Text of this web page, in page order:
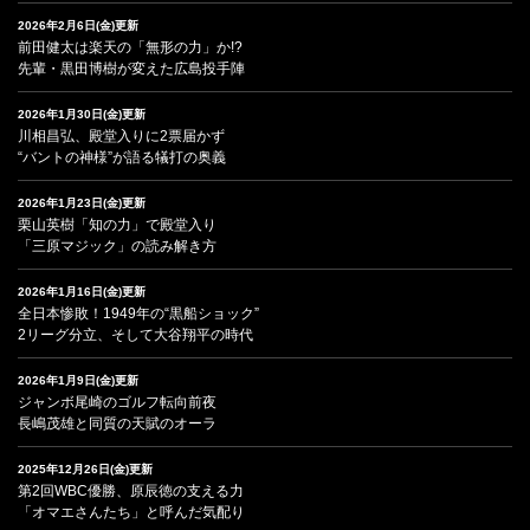
2026年2月6日(金)更新
前田健太は楽天の「無形の力」か!?
先輩・黒田博樹が変えた広島投手陣
2026年1月30日(金)更新
川相昌弘、殿堂入りに2票届かず
“バントの神様”が語る犠打の奥義
2026年1月23日(金)更新
栗山英樹「知の力」で殿堂入り
「三原マジック」の読み解き方
2026年1月16日(金)更新
全日本惨敗！1949年の“黒船ショック”
2リーグ分立、そして大谷翔平の時代
2026年1月9日(金)更新
ジャンボ尾崎のゴルフ転向前夜
長嶋茂雄と同質の天賦のオーラ
2025年12月26日(金)更新
第2回WBC優勝、原辰徳の支える力
「オマエさんたち」と呼んだ気配り